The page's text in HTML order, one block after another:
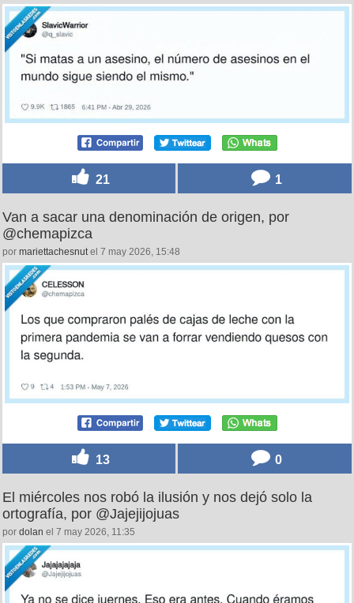
21 1
Van a sacar una denominación de origen, por
@chemapizca
por mariettachesnutel 7 may 2026, 15:48
13 0
El miércoles nos robó la ilusión y nos dejó solo la
ortografía, por @Jajejijojuas
por dolan el 7 may 2026, 11:35